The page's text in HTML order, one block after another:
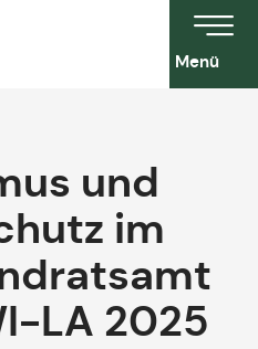
Menü
und
im
LA 2025